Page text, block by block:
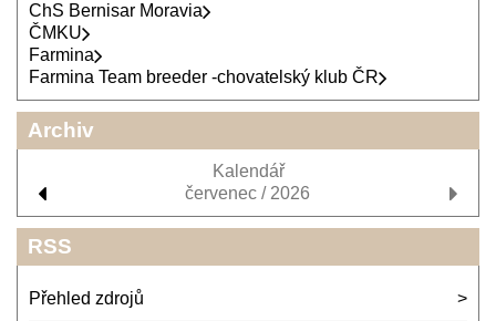
ChS Bernisar Moravia
ČMKU
Farmina
Farmina Team breeder -chovatelský klub ČR
Archiv
Kalendář
červenec / 2026
RSS
Přehled zdrojů